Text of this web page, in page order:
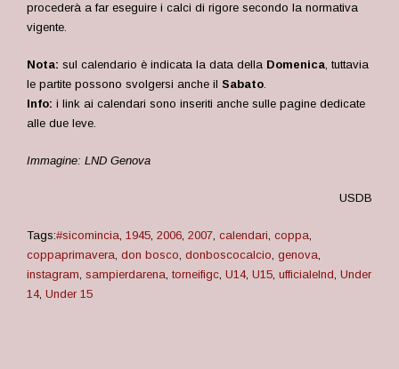
procederà a far eseguire i calci di rigore secondo la normativa
vigente.
Nota: sul calendario è indicata la data della Domenica, tuttavia
le partite possono svolgersi anche il Sabato.
Info: i link ai calendari sono inseriti anche sulle pagine dedicate
alle due leve.
Immagine: LND Genova
USDB
Tags:#sicomincia, 1945, 2006, 2007, calendari, coppa,
coppaprimavera, don bosco, donboscocalcio, genova,
instagram, sampierdarena, torneifigc, U14, U15, ufficialelnd, Under
14, Under 15